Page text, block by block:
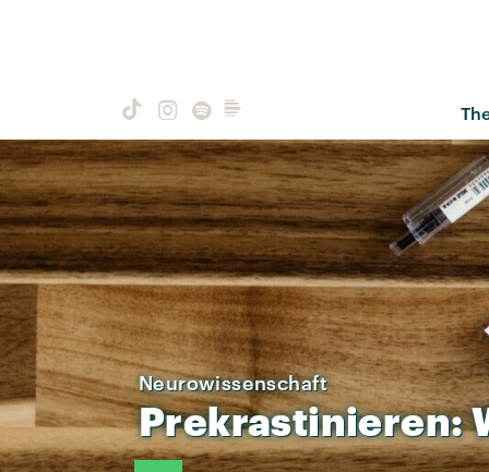
Neurowissenschaft
Prekrastinieren: